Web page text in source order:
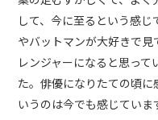
して、今に至るという感
やバットマンが大好きで
レンジャーになると思っ
た。俳優になりたての頃
いうのは今でも感じていま